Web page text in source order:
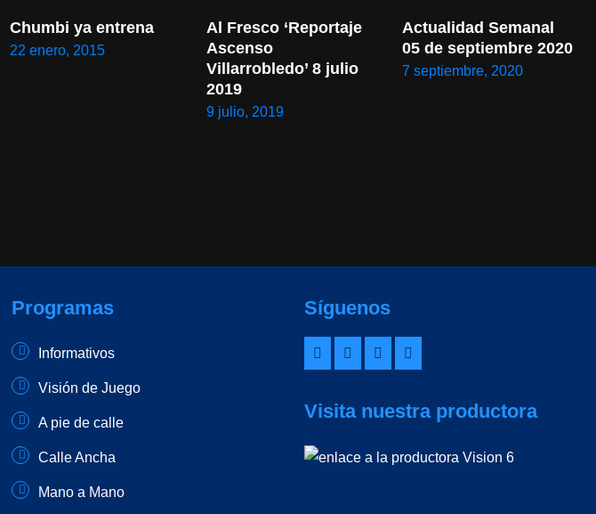
Chumbi ya entrena
22 enero, 2015
Al Fresco ‘Reportaje
Ascenso
Villarrobledo’ 8 julio
2019
9 julio, 2019
Actualidad Semanal
05 de septiembre 2020
7 septiembre, 2020
Programas
Informativos
Visión de Juego
A pie de calle
Calle Ancha
Mano a Mano
Síguenos
Visita nuestra productora